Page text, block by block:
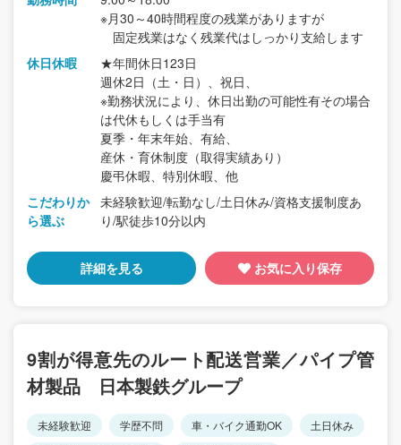
※月30～40時間程度の残業がありますが
固定残業はなく残業代はしっかり支給します
休日休暇
★年間休日123日
週休2日（土・日）、祝日、
※勤務状況により、休日出勤の可能性有その場合
は代休もしくは手当有
夏季・年末年始、有給、
産休・育休制度（取得実績あり）
慶弔休暇、特別休暇、他
こだわりか
ら選ぶ
未経験歓迎/転勤なし/土日休み/資格支援制度あ
り/駅徒歩10分以内
詳細を見る お気に入り保存
9割が得意先のルート配送営業／パイプ管
材製品 日本製鉄グループ
未経験歓迎 学歴不問 車・バイク通勤OK
土日休み